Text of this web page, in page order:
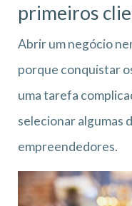
primeiros
Abrir um negócio
porque conquistar
uma tarefa
selecionar algumas
empreendedores.